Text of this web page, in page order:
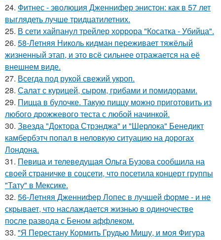
24. Фитнес - эволюция Дженнифер энистон: как в 57 лет
выглядеть лучше тридцатилетних.
25. В сети хайпанул трейлер хоррора "Косатка - Убийца".
26. 58-Летняя Николь кидман переживает тяжёлый
жизненный этап, и это всё сильнее отражается на её
внешнем виде.
27. Всегда под рукой свежий укроп.
28. Салат с курицей, сыром, грибами и помидорами.
29. Пицца в булочке. Такую пиццу можно приготовить из
любого дрожжевого теста с любой начинкой.
30. Звезда "Доктора Стрэнджа" и "Шерлока" Бенедикт
камбербэтч попал в неловкую ситуацию на дорогах
Лондона.
31. Певица и телеведущая Ольга Бузова сообщила на
своей страничке в соцсети, что посетила концерт группы
"Тату" в Мексике.
32. 56-Летняя Дженнифер Лопес в лучшей форме - и не
скрывает, что наслаждается жизнью в одиночестве
после развода с Беном аффлеком.
33. "Я Перестану Кормить Грудью Мишу, и моя Фигура